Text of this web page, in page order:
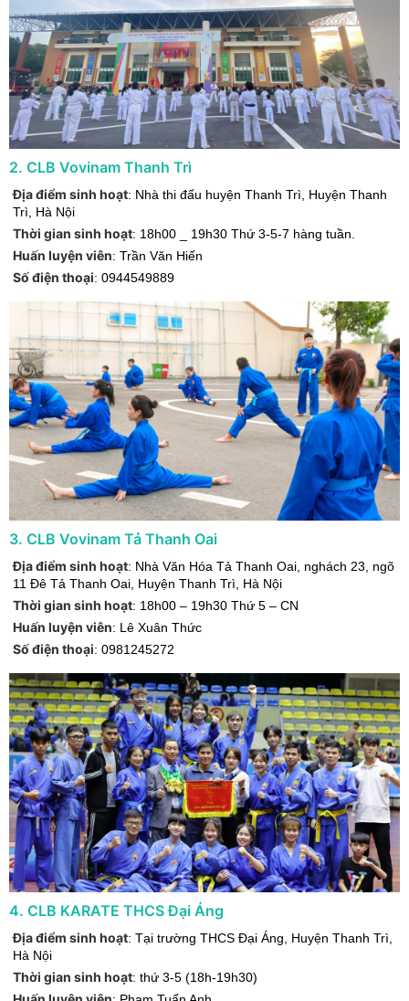
2. CLB Vovinam Thanh Trì
Địa điểm sinh hoạt: Nhà thi đấu huyện Thanh Trì
Huyện Thanh
Trì
Hà Nội
Thời gian sinh hoạt: 18h00 _ 19h30 Thứ 3-5-7 hàng tuần.
Huấn luyện viên: Trần Văn Hiến
Số điện thoại: 0944549889
3. CLB Vovinam Tả Thanh Oai
Địa điểm sinh hoạt: Nhà Văn Hóa Tả Thanh Oai, nghách 23, ngõ
11 Đê Tả Thanh Oai Huyện Thanh Trì Hà Nội
Thời gian sinh hoạt: 18h00 – 19h30 Thứ 5 – CN
Huấn luyện viên: Lê Xuân Thức
Số điện thoại: 0981245272
4. CLB KARATE THCS Đại Áng
Địa điểm sinh hoạt: Tại trường THCS Đại Áng Huyện Thanh Trì
Hà Nội
Thời gian sinh hoạt: thứ 3-5 (18h-19h30)